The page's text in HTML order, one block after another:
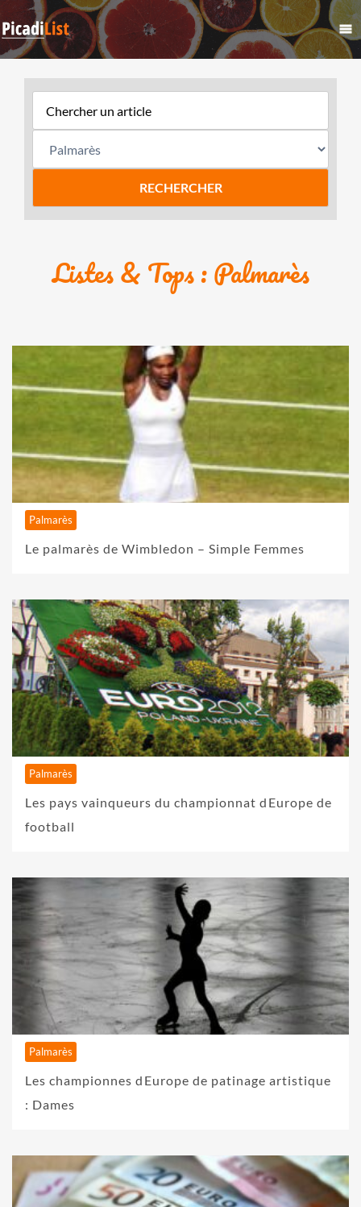
Listes & Tops : Palmarès
Palmarès
Le palmarès de Wimbledon – Simple Femmes
Palmarès
Les pays vainqueurs du championnat dEurope de
football
Palmarès
Les championnes dEurope de patinage artistique
: Dames